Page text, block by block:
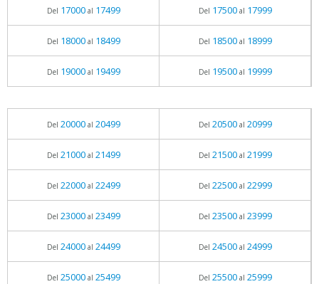
Del 17000al 17499 Del 17500al 17999
Del 18000al 18499 Del 18500al 18999
Del 19000al 19499 Del 19500al 19999
Del 20000al 20499 Del 20500al 20999
Del 21000al 21499 Del 21500al 21999
Del 22000al 22499 Del 22500al 22999
Del 23000al 23499 Del 23500al 23999
Del 24000al 24499 Del 24500al 24999
Del 25000al 25499 Del 25500al 25999